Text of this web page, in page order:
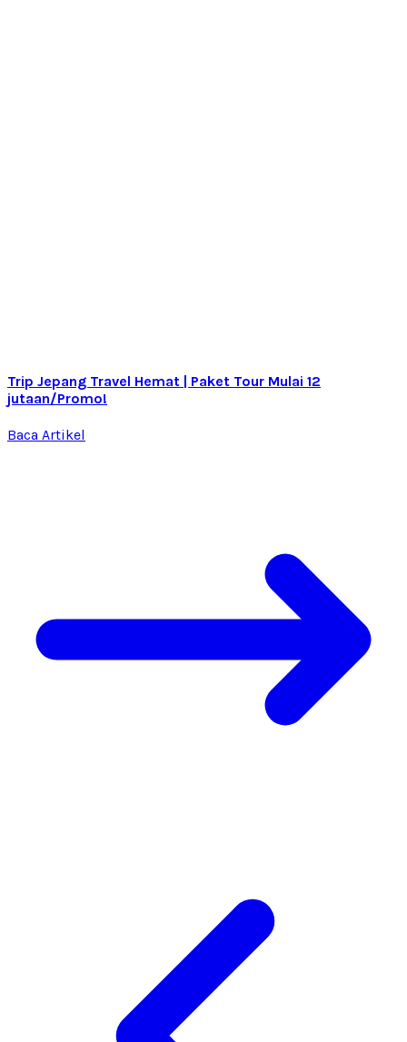
Trip Jepang Travel Hemat | Paket Tour Mulai 12
jutaan/Promo!
Baca Artikel